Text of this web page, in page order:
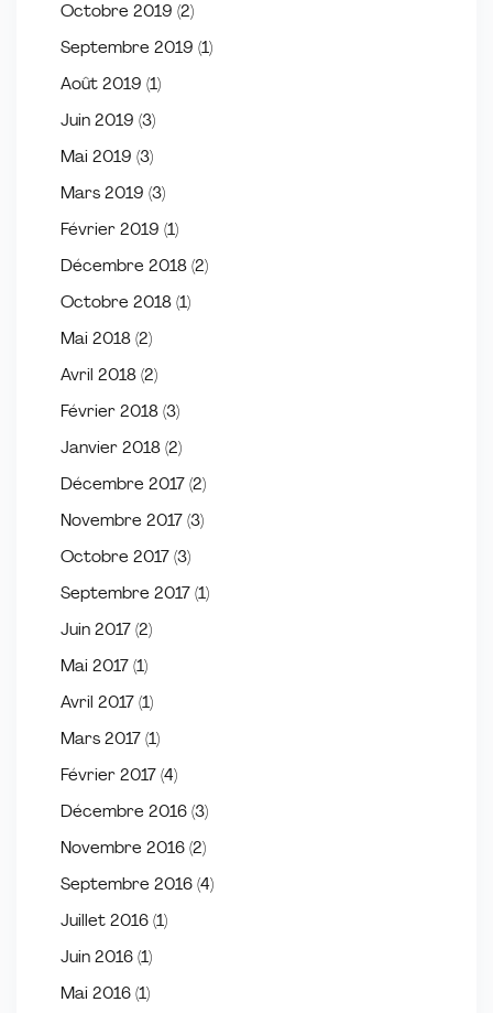
Octobre 2019 (2)
Septembre 2019 (1)
Août 2019 (1)
Juin 2019 (3)
Mai 2019 (3)
Mars 2019 (3)
Février 2019 (1)
Décembre 2018 (2)
Octobre 2018 (1)
Mai 2018 (2)
Avril 2018 (2)
Février 2018 (3)
Janvier 2018 (2)
Décembre 2017 (2)
Novembre 2017 (3)
Octobre 2017 (3)
Septembre 2017 (1)
Juin 2017 (2)
Mai 2017 (1)
Avril 2017 (1)
Mars 2017 (1)
Février 2017 (4)
Décembre 2016 (3)
Novembre 2016 (2)
Septembre 2016 (4)
Juillet 2016 (1)
Juin 2016 (1)
Mai 2016 (1)